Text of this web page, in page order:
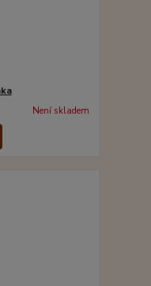
Není skladem